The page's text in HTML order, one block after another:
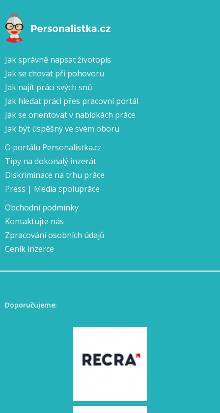
Jak správně napsat životopis
Jak se chovat při pohovoru
Jak najít práci svých snů
Jak hledat práci přes pracovní portál
Jak se orientovat v nabídkách práce
Jak být úspěšný ve svém oboru
O portálu Personalistka.cz
Tipy na dokonalý inzerát
Diskriminace na trhu práce
Press | Media spolupráce
Obchodní podmínky
Kontaktujte nás
Zpracování osobních údajů
Ceník inzerce
Doporučujeme: